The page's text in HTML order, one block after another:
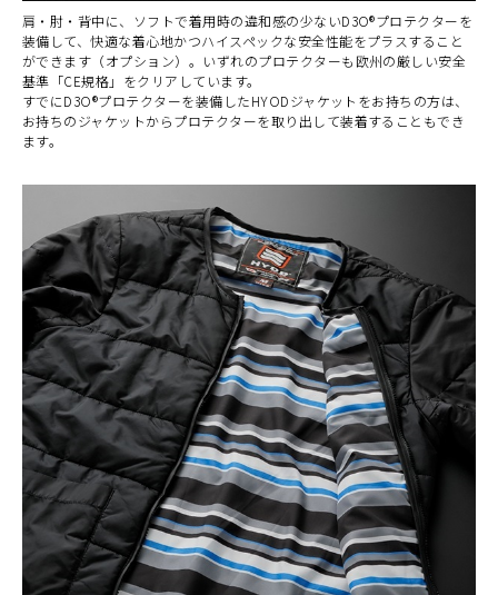
肩・肘・背中に、ソフトで着用時の違和感の少ないD3O®プロテクターを
装備して、快適な着心地かつハイスペックな安全性能をプラスすること
ができます（オプション）。いずれのプロテクターも欧州の厳しい安全
基準「CE規格」をクリアしています。
すでにD3O®プロテクターを装備したHYODジャケットをお持ちの方は、
お持ちのジャケットからプロテクターを取り出して装着することもでき
ます。